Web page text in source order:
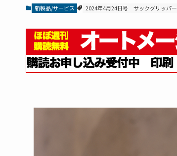
新製品/サービス 2024年4月24日号 サックグリッパー